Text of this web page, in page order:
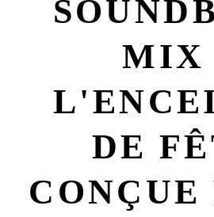
MIX
DE
CONÇUE